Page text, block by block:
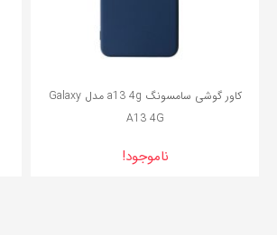
کاور گوشی سامسونگ a13 4g مدل Galaxy
A13 4G
ناموجود!